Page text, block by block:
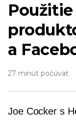
a
27 minút počúvať
Joe Cocker s